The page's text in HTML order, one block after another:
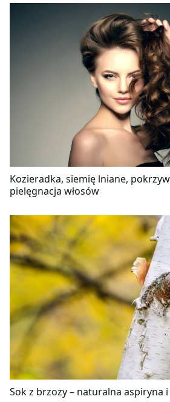
Kozieradka, siemię lniane,
pielęgnacja włosów
Sok z brzozy – naturalna aspiryna